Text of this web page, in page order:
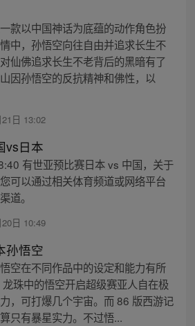
款以中国神话为底蕴的动作角色扮
中，孙悟空向往自由并追求长生不
仙佛追求长生不老背后的黑暗有了
因孙悟空的反抗精神和佛性，以
日 13:02
vs日本
有世亚预比赛日本 vs 中国，关于
可以通过相关体育频道或网络平台
道。
日 10:49
孙悟空
空在不同作品中的设定和能力有所
珠中的悟空开启超级赛亚人自在极
，可打爆几个宇宙。而 86 版西游记
只有暴星实力。不过悟...